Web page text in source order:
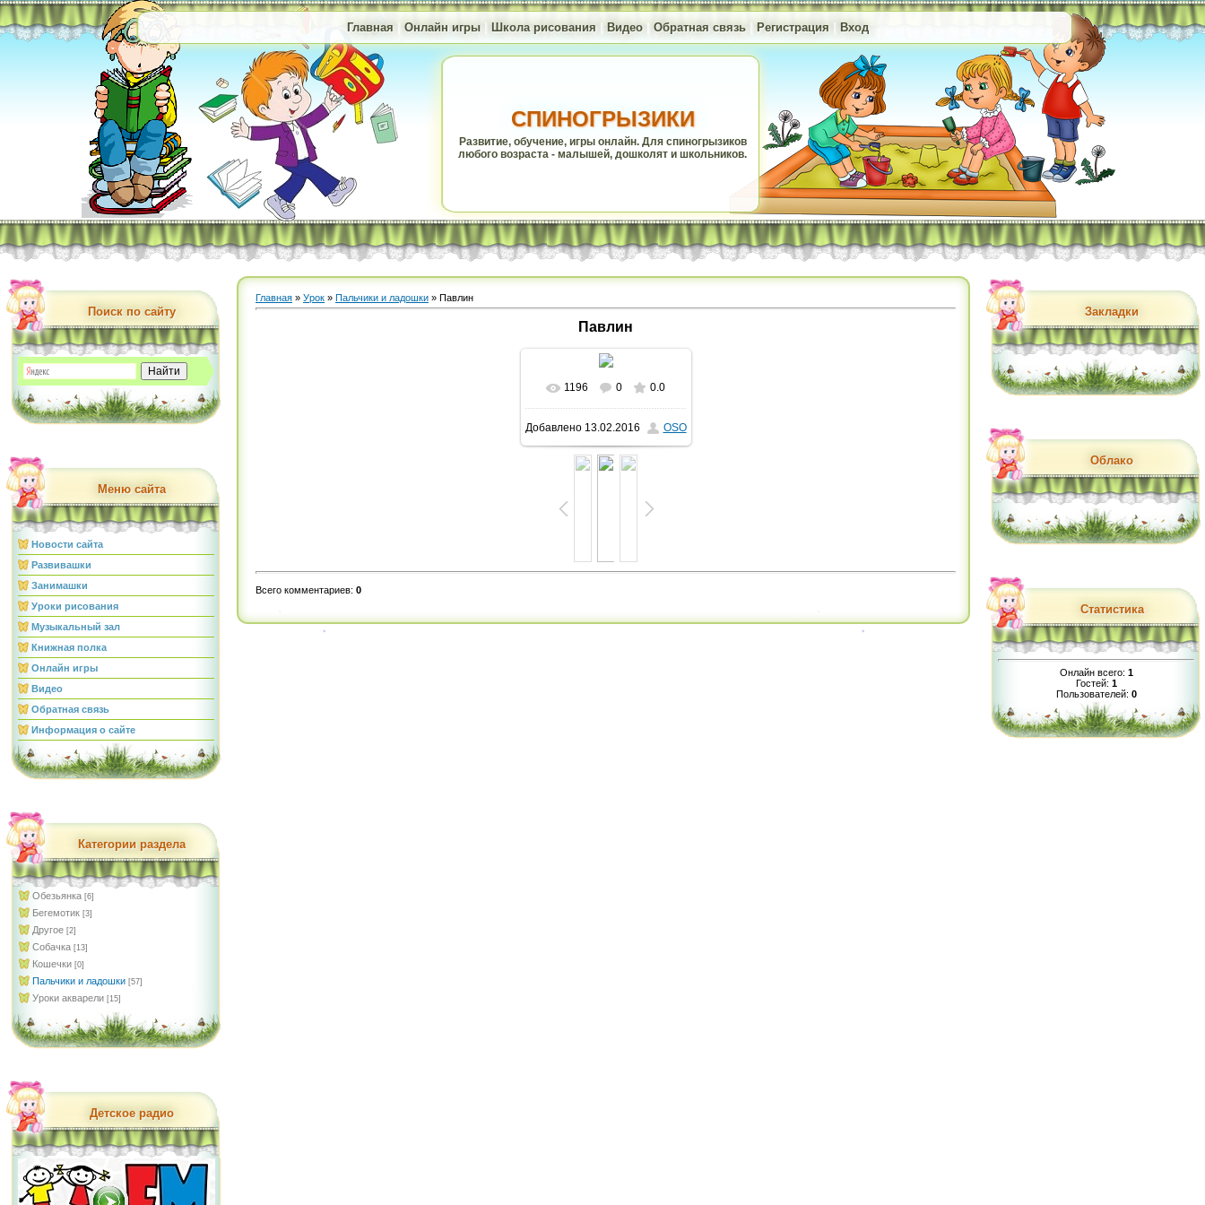
Главная Онлайн игры| Школа рисования Видео| Обратная связь| Регистрация Вход
СПИНОГРЫЗИКИ
Развитие, обучение, игры онлайн. Для спиногрызиков
любого возраста - малышей, дошколят и школьников.
Поиск по сайту
Меню сайта
Новости сайта
Развивашки
Занимашки
Уроки рисования
Музыкальный зал
Книжная полка
Онлайн игры
Видео
Обратная связь
Информация о сайте
Категории раздела
Обезьянка [6]
Бегемотик [3]
Другое [2]
Собачка [13]
Кошечки [0]
Пальчики и ладошки [57]
Уроки акварели [15]
Детское радио
Главная » Урок » Пальчики и ладошки » Павлин
Павлин
1196 0 0.0
Добавлено13.02.2016 OSO
Всего комментариев: 0
Закладки
Облако
Статистика
Онлайн всего: 1
Гостей: 1
Пользователей: 0